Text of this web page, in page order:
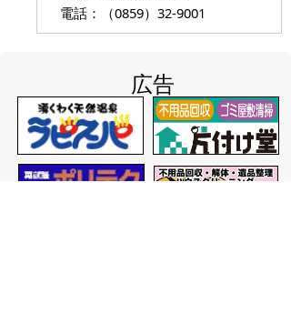
電話：（0859）32-9001
広告